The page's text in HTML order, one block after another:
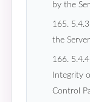
by the
165.
the
166.
Integrity
Control